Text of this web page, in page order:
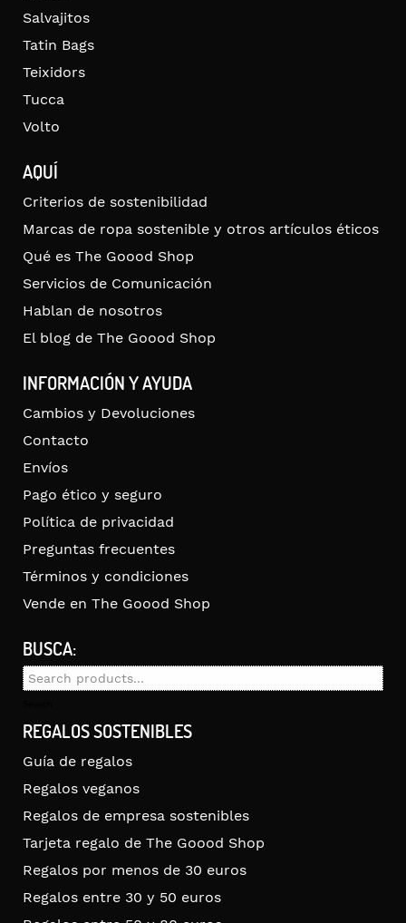
Salvajitos
Tatin Bags
Teixidors
Tucca
Volto
AQUÍ
Criterios de sostenibilidad
Marcas de ropa sostenible y otros artículos éticos
Qué es The Goood Shop
Servicios de Comunicación
Hablan de nosotros
El blog de The Goood Shop
INFORMACIÓN Y AYUDA
Cambios y Devoluciones
Contacto
Envíos
Pago ético y seguro
Política de privacidad
Preguntas frecuentes
Términos y condiciones
Vende en The Goood Shop
BUSCA:
Search
REGALOS SOSTENIBLES
Guía de regalos
Regalos veganos
Regalos de empresa sostenibles
Tarjeta regalo de The Goood Shop
Regalos por menos de 30 euros
Regalos entre 30 y 50 euros